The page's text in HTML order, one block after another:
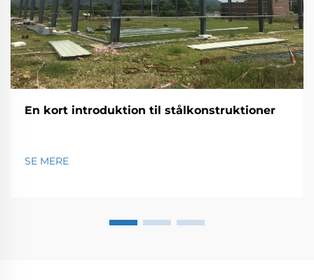
En kort introduktion til stålkonstruktioner
SE MERE